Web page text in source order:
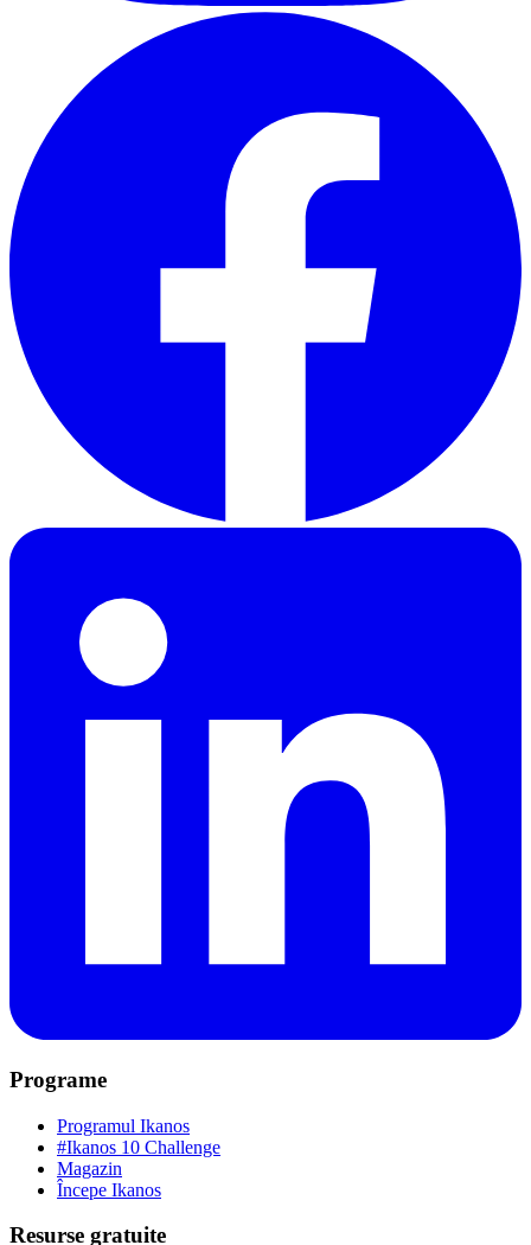
Programe
Programul Ikanos
#Ikanos 10 Challenge
Magazin
Începe Ikanos
Resurse gratuite